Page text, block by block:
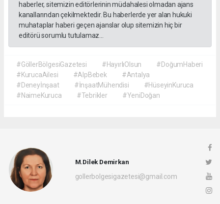
haberler, sitemizin editörlerinin müdahalesi olmadan ajans
kanallarından çekilmektedir. Bu haberlerde yer alan hukuki
muhataplar haberi geçen ajanslar olup sitemizin hiç bir
editörü sorumlu tutulamaz...
#GöllerBölgesiGazetesi #HayırlıOlsun
#DoğumHaberi
#KurucaAilesi
#AlpBebek
#Antalya
#Deneyİnşaat
#İnşaatMühendisi
#HüseyinKuruca
#NaimeKuruca
#Tebrikler #YeniDoğan
M.Dilek Demirkan
gollerbolgesigazetesi@gmail.com